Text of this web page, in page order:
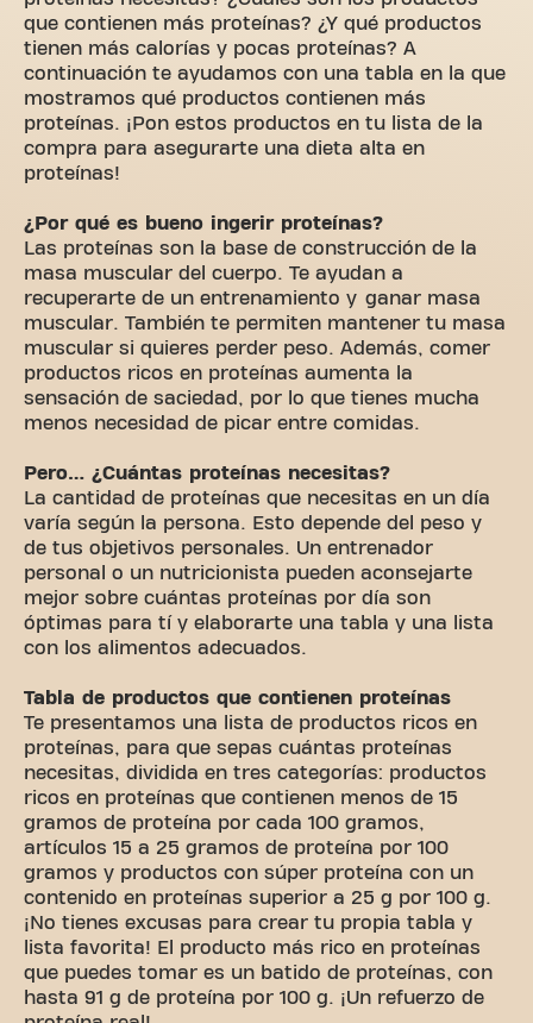
que contienen más proteínas? ¿Y qué productos
tienen más calorías y pocas proteínas? A
continuación te ayudamos con una tabla en la que
mostramos qué productos contienen más
proteínas. ¡Pon estos productos en tu lista de la
compra para asegurarte una dieta alta en
proteínas!
¿Por qué es bueno ingerir proteínas?
Las proteínas son la base de construcción de la
masa muscular del cuerpo. Te ayudan a
recuperarte de un entrenamiento y ganar masa
muscular. También te permiten mantener tu masa
muscular si quieres perder peso. Además, comer
productos ricos en proteínas aumenta la
sensación de saciedad, por lo que tienes mucha
menos necesidad de picar entre comidas.
Pero… ¿Cuántas proteínas necesitas?
La cantidad de proteínas que necesitas en un día
varía según la persona. Esto depende del peso y
de tus objetivos personales. Un entrenador
personal o un nutricionista pueden aconsejarte
mejor sobre cuántas proteínas por día son
óptimas para tí y elaborarte una tabla y una lista
con los alimentos adecuados.
Tabla de productos que contienen proteínas
Te presentamos una lista de productos ricos en
proteínas, para que sepas cuántas proteínas
necesitas, dividida en tres categorías: productos
ricos en proteínas que contienen menos de 15
gramos de proteína por cada 100 gramos,
artículos 15 a 25 gramos de proteína por 100
gramos y productos con súper proteína con un
contenido en proteínas superior a 25 g por 100 g.
¡No tienes excusas para crear tu propia tabla y
lista favorita! El producto más rico en proteínas
que puedes tomar es un batido de proteínas, con
hasta 91 g de proteína por 100 g. ¡Un refuerzo de